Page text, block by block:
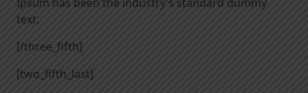
text.
[/three_fifth]
[two_fifth_last]